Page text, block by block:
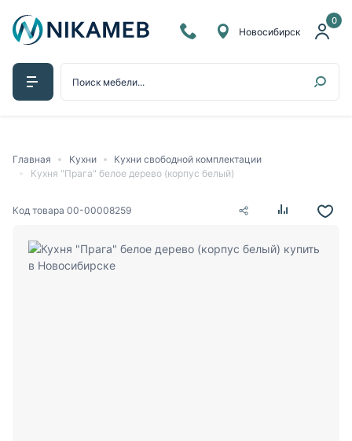
0
Новосибирск
Главная Кухни
Кухни свободной комплектации
Кухня "Прага" белое дерево (корпус белый)
Код товара 00-00008259